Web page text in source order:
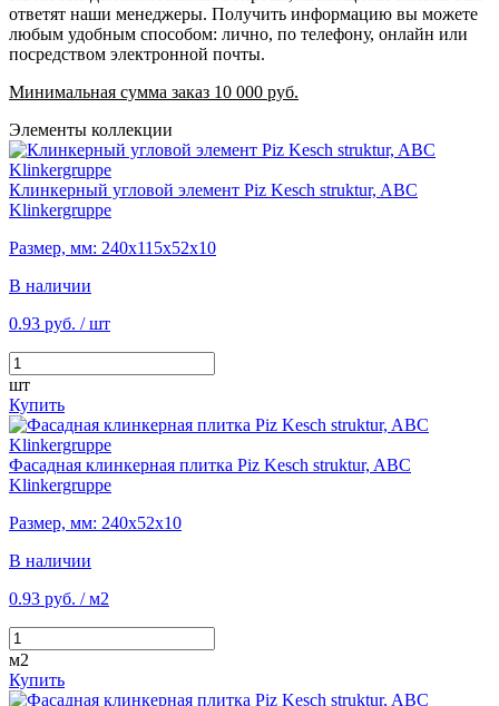
ответят наши менеджеры. Получить информацию вы можете
любым удобным способом: лично, по телефону, онлайн или
посредством электронной почты.
Минимальная сумма заказ 10 000 руб.
Элементы коллекции
Клинкерный угловой элемент Piz Kesch struktur, ABC
Klinkergruppe
Размер, мм: 240х115х52х10
В наличии
0.93 руб. / шт
шт
Купить
Фасадная клинкерная плитка Piz Kesch struktur, ABC
Klinkergruppe
Размер, мм: 240х52х10
В наличии
0.93 руб. / м2
м2
Купить